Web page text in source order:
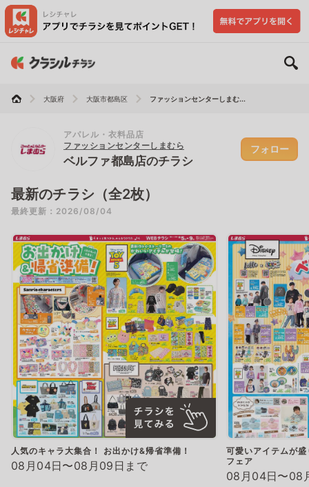
大阪府 大阪市都島区 ファッションセンターしまむ...
アパレル・衣料品店
ファッションセンターしまむら
ベルファ都島店のチラシ
フォロー
最新のチラシ（全2枚）
最終更新：2026/08/04
人気のキャラ大集合！ お出かけ&帰省準備！
08月04日〜08月09日まで
可愛いアイテムが
フェア
08月04日〜08